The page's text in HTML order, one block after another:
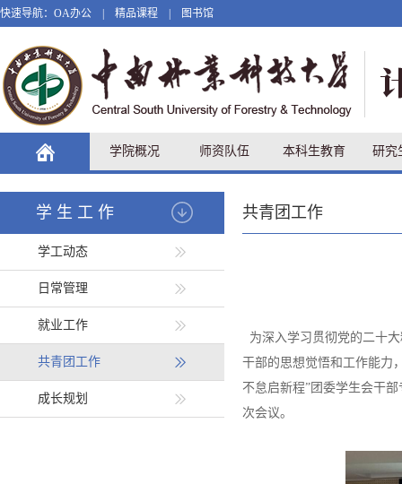
快速导航： OA办公 精品课程 图书馆
学院概况 师资队伍 本科生教育 研究
学生工作
学工动态
日常管理
就业工作
共青团工作
成长规划
共青团工作
为深入学习贯彻党的二十
干部的思想觉悟和工作能力
不怠启新程”团委学生会干
次会议。